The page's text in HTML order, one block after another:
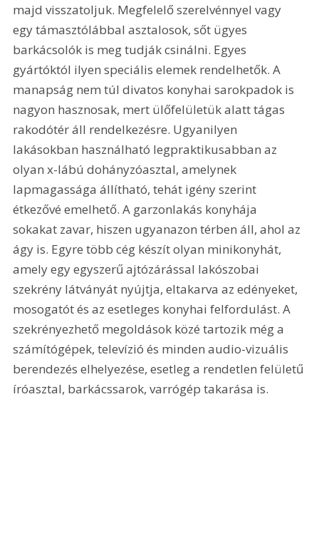
majd visszatoljuk. Megfelelő szerelvénnyel vagy
egy támasztólábbal asztalosok, sőt ügyes
barkácsolók is meg tudják csinálni. Egyes
gyártóktól ilyen speciális elemek rendelhetők. A
manapság nem túl divatos konyhai sarokpadok is
nagyon hasznosak, mert ülőfelületük alatt tágas
rakodótér áll rendelkezésre. Ugyanilyen
lakásokban használható legpraktikusabban az
olyan x-lábú dohányzóasztal, amelynek
lapmagassága állítható, tehát igény szerint
étkezővé emelhető. A garzonlakás konyhája
sokakat zavar, hiszen ugyanazon térben áll, ahol az
ágy is. Egyre több cég készít olyan minikonyhát,
amely egy egyszerű ajtózárással lakószobai
szekrény látványát nyújtja, eltakarva az edényeket,
mosogatót és az esetleges konyhai felfordulást. A
szekrényezhető megoldások közé tartozik még a
számítógépek, televízió és minden audio-vizuális
berendezés elhelyezése, esetleg a rendetlen felületű
íróasztal, barkácssarok, varrógép takarása is.